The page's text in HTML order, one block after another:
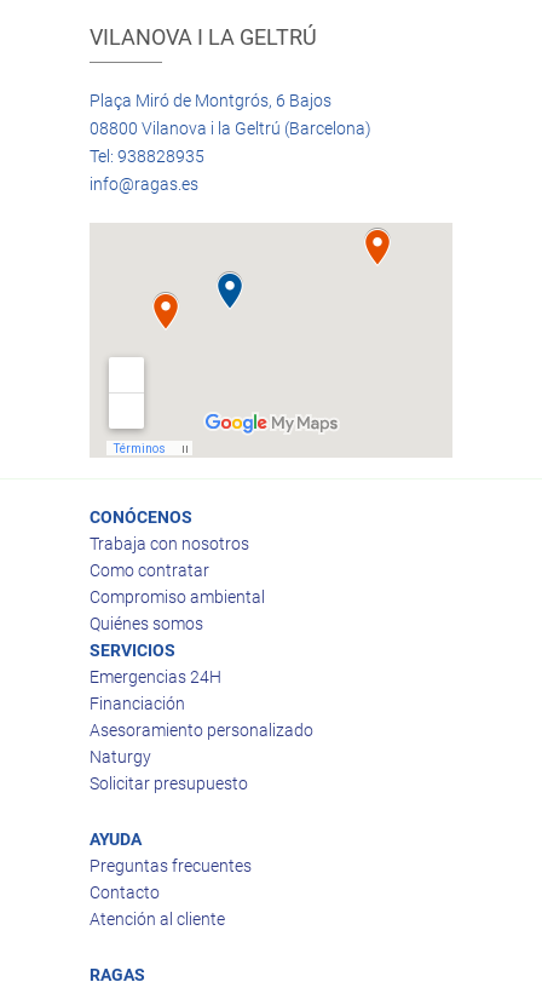
VILANOVA I LA GELTRÚ
Plaça Miró de Montgrós, 6 Bajos
08800 Vilanova i la Geltrú (Barcelona)
Tel: 938828935
info@ragas.es
CONÓCENOS
Trabaja con nosotros
Como contratar
Compromiso ambiental
Quiénes somos
SERVICIOS
Emergencias 24H
Financiación
Asesoramiento personalizado
Naturgy
Solicitar presupuesto
AYUDA
Preguntas frecuentes
Contacto
Atención al cliente
RAGAS